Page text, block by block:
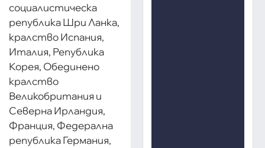
социалистическа
република Шри Ланка,
кралство Испания,
Италия, Република
Корея, Обединено
кралство
Великобритания и
Северна Ирландия,
Франция, Федерална
република Германия,